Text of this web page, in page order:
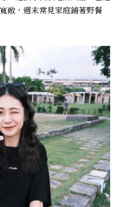
敞，週末常見家庭鋪著野餐